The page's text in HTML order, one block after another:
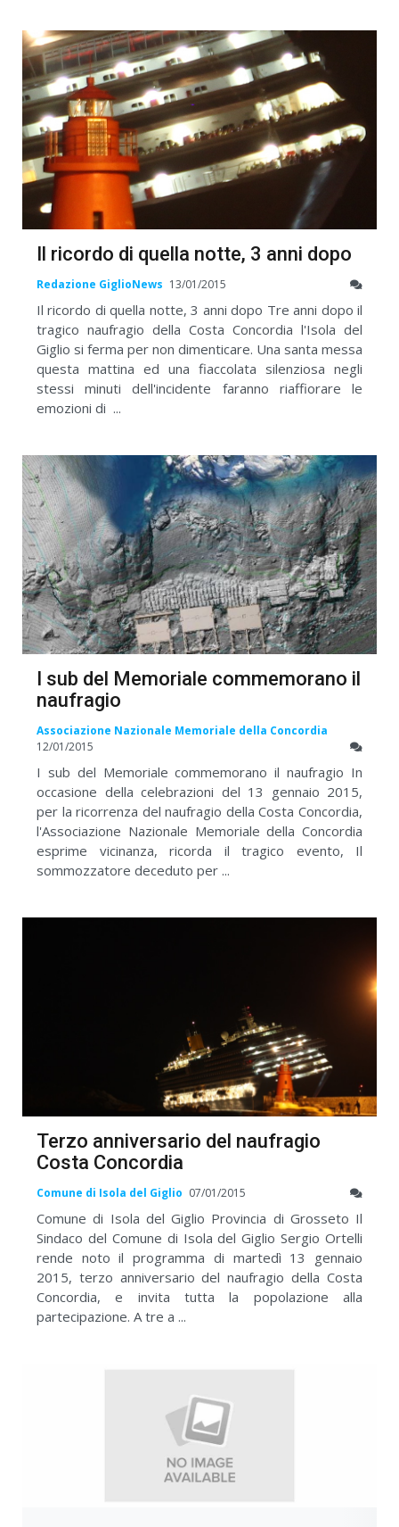
Il ricordo di quella notte, 3 anni dopo
Redazione GiglioNews 13/01/2015
Il ricordo di quella notte, 3 anni dopo Tre anni dopo il
tragico naufragio della Costa Concordia l'Isola del
Giglio si ferma per non dimenticare. Una santa messa
questa mattina ed una fiaccolata silenziosa negli
stessi minuti dell'incidente faranno riaffiorare le
emozioni di ...
I sub del Memoriale commemorano il
naufragio
Associazione Nazionale Memoriale della Concordia
12/01/2015
I sub del Memoriale commemorano il naufragio In
occasione della celebrazioni del 13 gennaio 2015,
per la ricorrenza del naufragio della Costa Concordia,
l'Associazione Nazionale Memoriale della Concordia
esprime vicinanza, ricorda il tragico evento, Il
sommozzatore deceduto per ...
Terzo anniversario del naufragio
Costa Concordia
Comune di Isola del Giglio 07/01/2015
Comune di Isola del Giglio Provincia di Grosseto Il
Sindaco del Comune di Isola del Giglio Sergio Ortelli
rende noto il programma di martedì 13 gennaio
2015, terzo anniversario del naufragio della Costa
Concordia, e invita tutta la popolazione alla
partecipazione. A tre a ...